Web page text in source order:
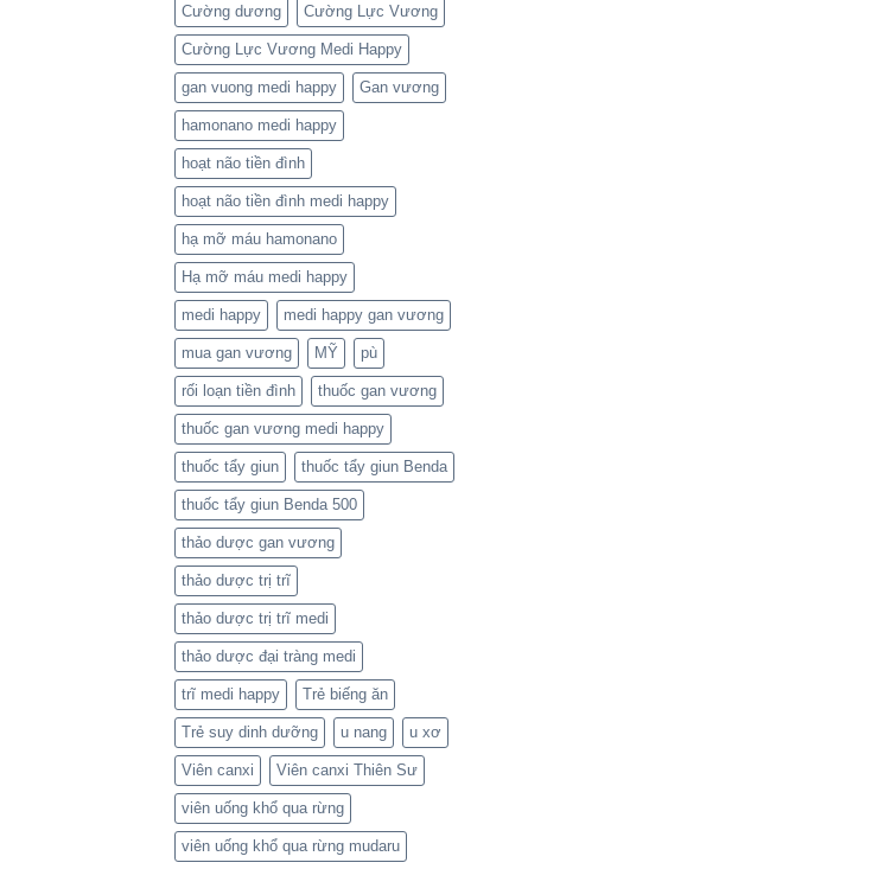
Cường dương Cường Lực Vương
Cường Lực Vương Medi Happy
gan vuong medi happy Gan vương
hamonano medi happy
hoạt não tiền đình
hoạt não tiền đình medi happy
hạ mỡ máu hamonano
Hạ mỡ máu medi happy
medi happy medi happy gan vương
mua gan vương MỸ pù
rối loạn tiền đình thuốc gan vương
thuốc gan vương medi happy
thuốc tẩy giun thuốc tẩy giun Benda
thuốc tẩy giun Benda 500
thảo dược gan vương
thảo dược trị trĩ
thảo dược trị trĩ medi
thảo dược đại tràng medi
trĩ medi happy Trẻ biếng ăn
Trẻ suy dinh dưỡng u nang u xơ
Viên canxi Viên canxi Thiên Sư
viên uống khổ qua rừng
viên uống khổ qua rừng mudaru